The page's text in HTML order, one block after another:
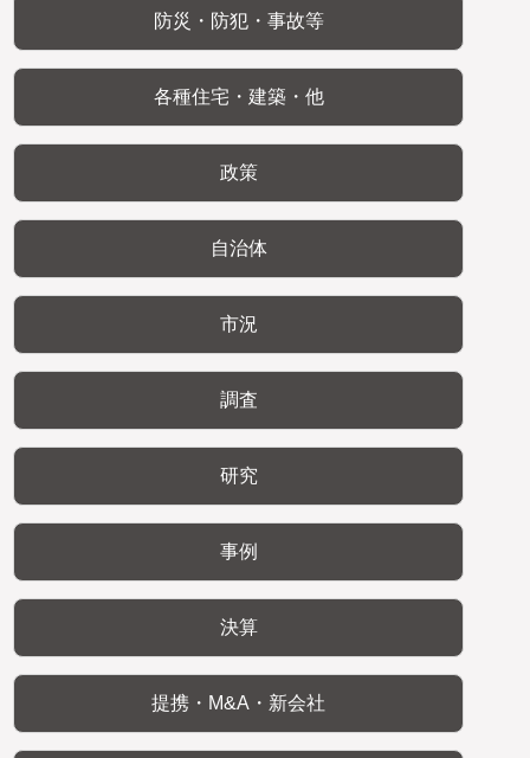
防災・防犯・事故等
各種住宅・建築・他
政策
自治体
市況
調査
研究
事例
決算
提携・M&A・新会社